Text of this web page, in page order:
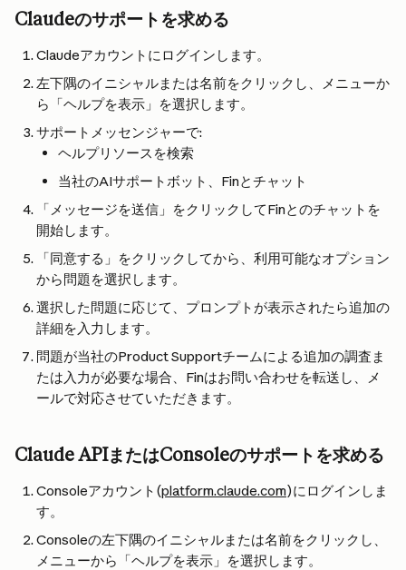
Claudeのサポートを求める
Claudeアカウントにログインします。
左下隅のイニシャルまたは名前をクリックし、メニューか
ら「ヘルプを表示」を選択します。
サポートメッセンジャーで:
ヘルプリソースを検索
当社のAIサポートボット、Finとチャット
「メッセージを送信」をクリックしてFinとのチャットを
開始します。
「同意する」をクリックしてから、利用可能なオプション
から問題を選択します。
選択した問題に応じて、プロンプトが表示されたら追加の
詳細を入力します。
問題が当社のProduct Supportチームによる追加の調査ま
たは入力が必要な場合、Finはお問い合わせを転送し、メ
ールで対応させていただきます。
Claude APIまたはConsoleのサポートを求める
Consoleアカウント(platform.claude.com)にログインしま
す。
Consoleの左下隅のイニシャルまたは名前をクリックし、
メニューから「ヘルプを表示」を選択します。